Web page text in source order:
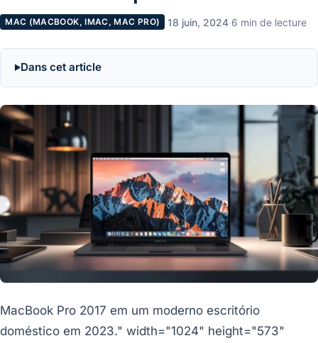
MAC (MACBOOK, IMAC, MAC PRO) ·18 juin, 2024·6 min de lecture
Dans cet article
MacBook Pro 2017 em um moderno escritório
doméstico em 2023." width="1024" height="573"